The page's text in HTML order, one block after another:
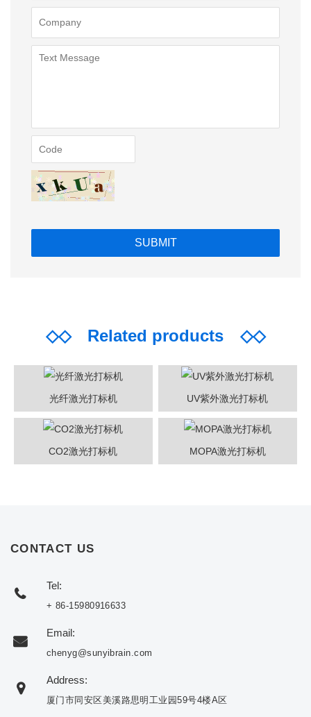
◇◇Related products ◇◇
光纤激光打标机 UV紫外激光打标机
CO2激光打标机 MOPA激光打标机
CONTACT US
Tel:
+ 86-15980916633
Email:
chenyg@sunyibrain.com
Address:
厦门市同安区美溪路思明工业园59号4楼A区